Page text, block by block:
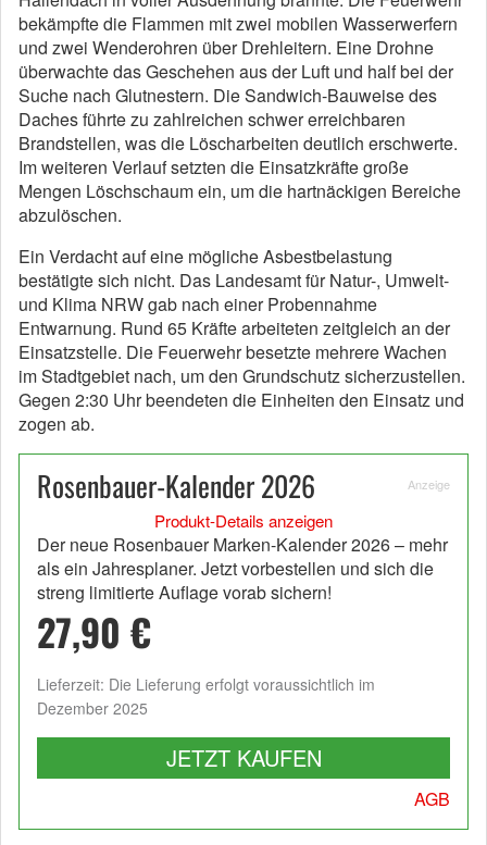
bekämpfte die Flammen mit zwei mobilen Wasserwerfern
und zwei Wenderohren über Drehleitern. Eine Drohne
überwachte das Geschehen aus der Luft und half bei der
Suche nach Glutnestern. Die Sandwich-Bauweise des
Daches führte zu zahlreichen schwer erreichbaren
Brandstellen, was die Löscharbeiten deutlich erschwerte.
Im weiteren Verlauf setzten die Einsatzkräfte große
Mengen Löschschaum ein, um die hartnäckigen Bereiche
abzulöschen.
Ein Verdacht auf eine mögliche Asbestbelastung
bestätigte sich nicht. Das Landesamt für Natur-, Umwelt-
und Klima NRW gab nach einer Probennahme
Entwarnung. Rund 65 Kräfte arbeiteten zeitgleich an der
Einsatzstelle. Die Feuerwehr besetzte mehrere Wachen
im Stadtgebiet nach, um den Grundschutz sicherzustellen.
Gegen 2:30 Uhr beendeten die Einheiten den Einsatz und
zogen ab.
Rosenbauer-Kalender 2026 Anzeige
Produkt-Details anzeigen
Der neue Rosenbauer Marken-Kalender 2026 – mehr
als ein Jahresplaner. Jetzt vorbestellen und sich die
streng limitierte Auflage vorab sichern!
27,90 €
Lieferzeit: Die Lieferung erfolgt voraussichtlich im
Dezember 2025
JETZT KAUFEN
AGB